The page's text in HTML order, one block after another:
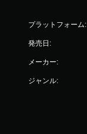
プラットフォーム:
発売日:
メーカー:
ジャンル: